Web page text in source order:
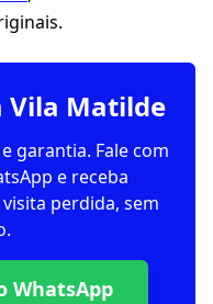
Vila Matilde
garantia. Fale com
e receba
perdida, sem
WhatsApp